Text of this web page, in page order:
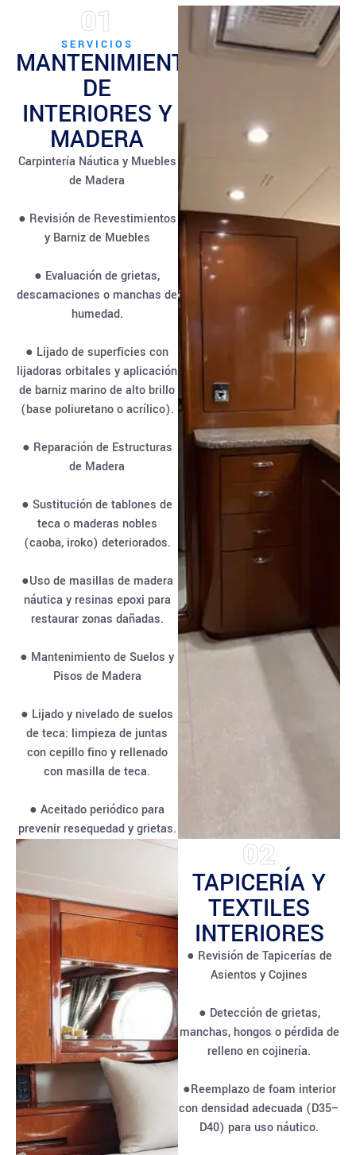
01
SERVICIOS
MANTENIMIENTO
DE
INTERIORES Y
MADERA
Carpintería Náutica y Muebles
de Madera
● Revisión de Revestimientos
y Barniz de Muebles
● Evaluación de grietas,
descamaciones o manchas de
humedad.
● Lijado de superficies con
lijadoras orbitales y aplicación
de barniz marino de alto brillo
(base poliuretano o acrílico).
● Reparación de Estructuras
de Madera
● Sustitución de tablones de
teca o maderas nobles
(caoba, iroko) deteriorados.
●Uso de masillas de madera
náutica y resinas epoxi para
restaurar zonas dañadas.
● Mantenimiento de Suelos y
Pisos de Madera
● Lijado y nivelado de suelos
de teca: limpieza de juntas
con cepillo fino y rellenado
con masilla de teca.
● Aceitado periódico para
prevenir resequedad y grietas.
02
TAPICERÍA Y
TEXTILES
INTERIORES
● Revisión de Tapicerías de
Asientos y Cojines
● Detección de grietas,
manchas, hongos o pérdida de
relleno en cojinería.
●Reemplazo de foam interior
con densidad adecuada (D35–
D40) para uso náutico.